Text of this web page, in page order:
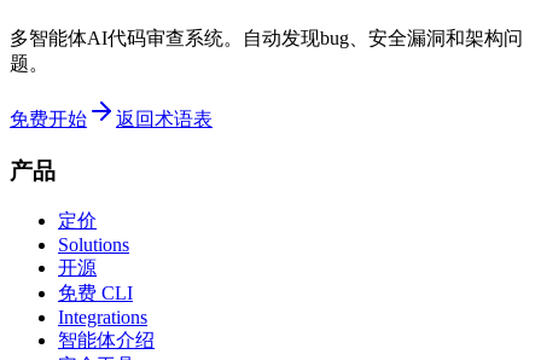
多智能体AI代码审查系统。自动发现bug、安全漏洞和架构问
题。
免费开始 返回术语表
产品
定价
Solutions
开源
免费 CLI
Integrations
智能体介绍